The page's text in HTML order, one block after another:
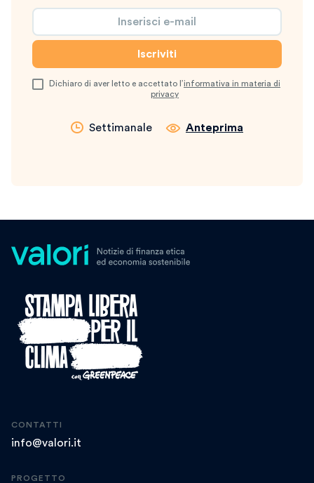
Dichiaro di aver letto e accettato l’informativa in materia di
privacy
Settimanale Anteprima
CONTATTI
info@valori.it
PROGETTO